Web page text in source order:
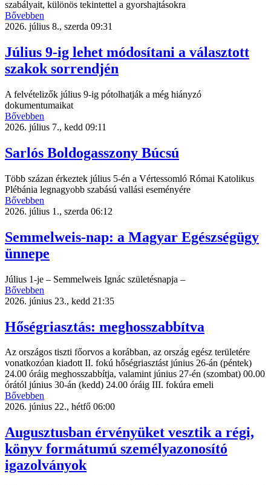
szabályait, különös tekintettel a gyorshajtásokra
Bővebben
2026. július 8., szerda 09:31
Július 9-ig lehet módosítani a választott
szakok sorrendjén
A felvételizők július 9-ig pótolhatják a még hiányzó
dokumentumaikat
Bővebben
2026. július 7., kedd 09:11
Sarlós Boldogasszony Búcsú
Több százan érkeztek július 5-én a Vértessomló Római Katolikus
Plébánia legnagyobb szabású vallási eseményére
Bővebben
2026. július 1., szerda 06:12
Semmelweis-nap: a Magyar Egészségügy
ünnepe
Július 1-je – Semmelweis Ignác születésnapja –
Bővebben
2026. június 23., kedd 21:35
Hőségriasztás: meghosszabbítva
Az országos tiszti főorvos a korábban, az ország egész területére
vonatkozóan kiadott II. fokú hőségriasztást június 26-án (péntek)
24.00 óráig meghosszabbítja, valamint június 27-én (szombat) 00.00
órától június 30-án (kedd) 24.00 óráig III. fokúra emeli
Bővebben
2026. június 22., hétfő 06:00
Augusztusban érvényüket vesztik a régi,
könyv formátumú személyazonosító
igazolványok